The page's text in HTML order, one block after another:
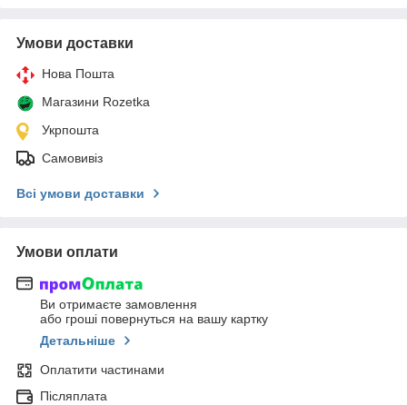
Умови доставки
Нова Пошта
Магазини Rozetka
Укрпошта
Самовивіз
Всі умови доставки
Умови оплати
Ви отримаєте замовлення
або гроші повернуться на вашу картку
Детальніше
Оплатити частинами
Післяплата